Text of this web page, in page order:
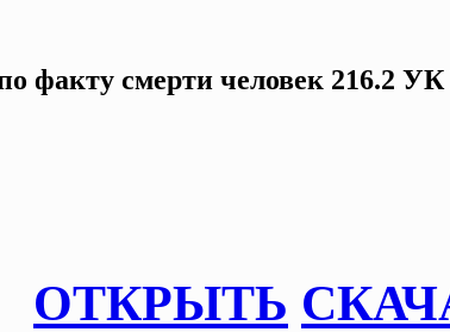
факту смерти человек 216.2
ОТКРЫТЬ